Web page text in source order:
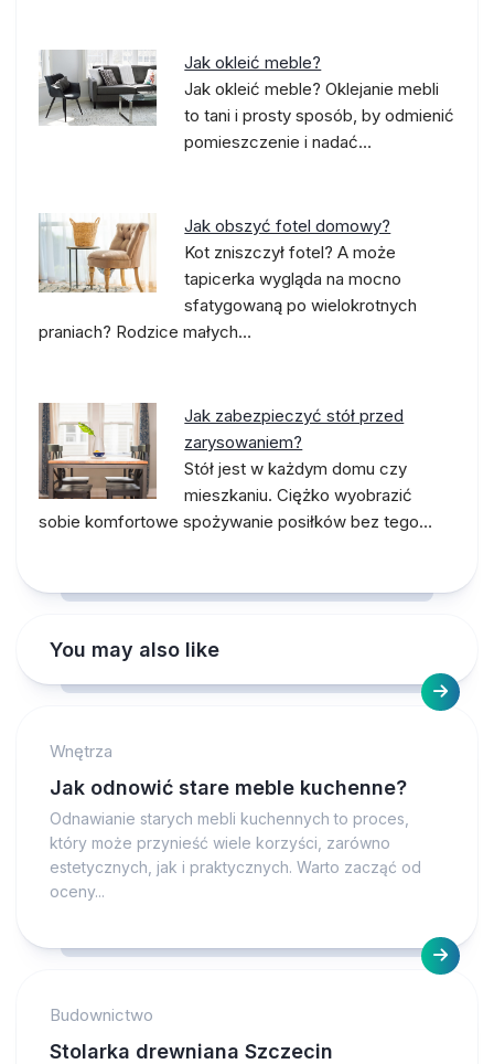
Jak okleić meble?
Jak okleić meble? Oklejanie mebli
to tani i prosty sposób, by odmienić
pomieszczenie i nadać…
Jak obszyć fotel domowy?
Kot zniszczył fotel? A może
tapicerka wygląda na mocno
sfatygowaną po wielokrotnych
praniach? Rodzice małych…
Jak zabezpieczyć stół przed
zarysowaniem?
Stół jest w każdym domu czy
mieszkaniu. Ciężko wyobrazić
sobie komfortowe spożywanie posiłków bez tego…
You may also like
Wnętrza
Jak odnowić stare meble kuchenne?
Odnawianie starych mebli kuchennych to proces,
który może przynieść wiele korzyści, zarówno
estetycznych, jak i praktycznych. Warto zacząć od
oceny...
Budownictwo
Stolarka drewniana Szczecin